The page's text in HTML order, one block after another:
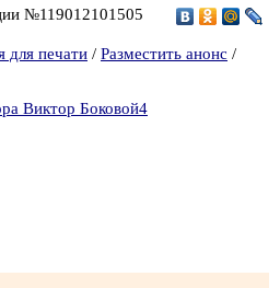
№119012101505
для печати / Разместить анонс /
Виктор Боковой4